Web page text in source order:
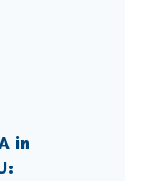
in